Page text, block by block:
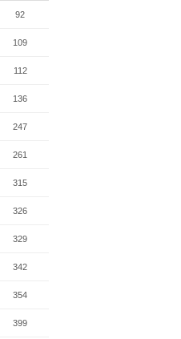
92
109
112
136
247
261
315
326
329
342
354
399